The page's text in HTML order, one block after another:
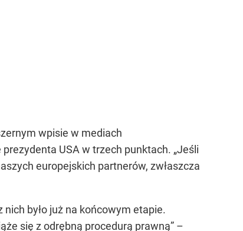
wpisie w mediach
USA w trzech punktach. „Jeśli
europejskich partnerów, zwłaszcza
było już na końcowym etapie.
się z odrębną procedurą prawną” –